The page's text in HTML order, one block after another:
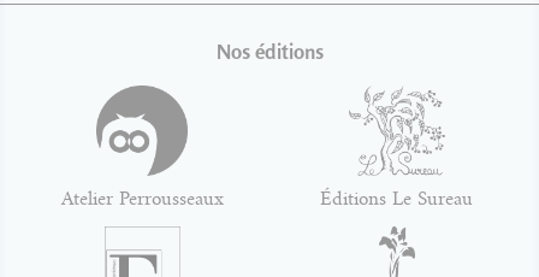
Nos éditions
Atelier Perrousseaux Éditions Le Sureau